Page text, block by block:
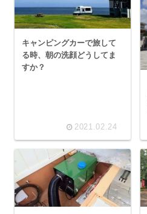
キャンピングカーで旅して
る時、朝の洗顔どうしてま
すか？
2021.02.24